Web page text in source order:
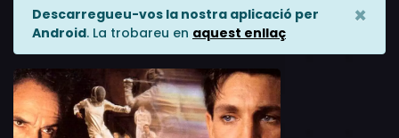
Descarregueu-vos la nostra aplicació per
Android. La trobareu en aquest enllaç
×